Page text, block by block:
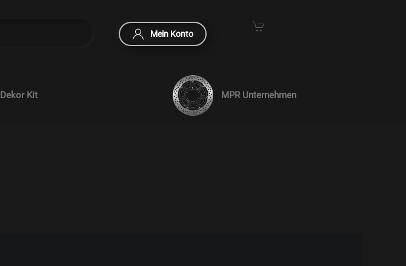
Mein Konto
Dekor Kit MPR Unternehmen